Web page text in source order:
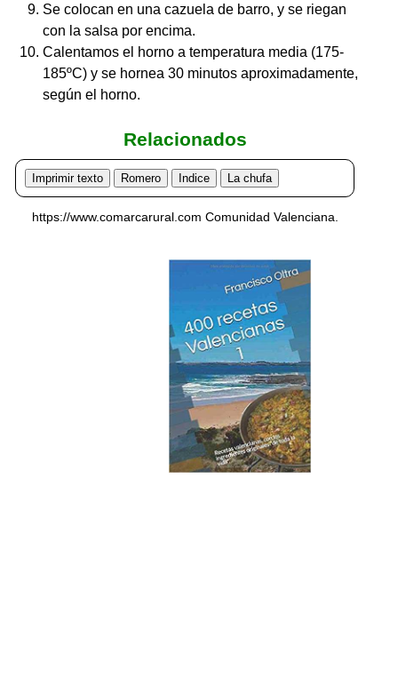
Se colocan en una cazuela de barro, y se riegan
con la salsa por encima.
Calentamos el horno a temperatura media (175-
185ºC) y se hornea 30 minutos aproximadamente,
según el horno.
Relacionados
Imprimir texto Romero Indice La chufa
https://www.comarcarural.com Comunidad Valenciana.